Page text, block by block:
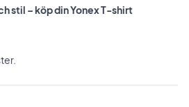
stil – köp din Yonex T-shirt